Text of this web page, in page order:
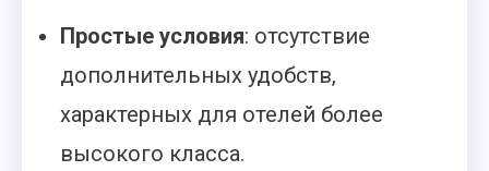
Простые условия: отсутствие
дополнительных удобств,
характерных для отелей более
высокого класса.